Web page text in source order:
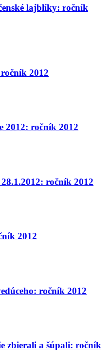
lajblíky: ročník
2012
2012: ročník 2012
ročník 2012
2012
ročník 2012
zbierali a šúpali: ročník